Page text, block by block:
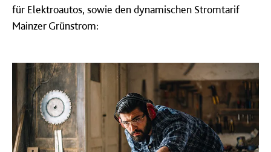
für Elektroautos, sowie den dynamischen Stromtarif
Mainzer Grünstrom: